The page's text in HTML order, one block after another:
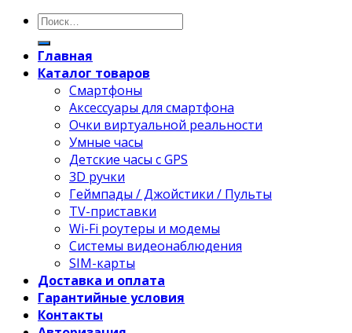
Главная
Каталог товаров
Смартфоны
Аксессуары для смартфона
Очки виртуальной реальности
Умные часы
Детские часы с GPS
3D ручки
Геймпады / Джойстики / Пульты
TV-приставки
Wi-Fi роутеры и модемы
Системы видеонаблюдения
SIM-карты
Доставка и оплата
Гарантийные условия
Контакты